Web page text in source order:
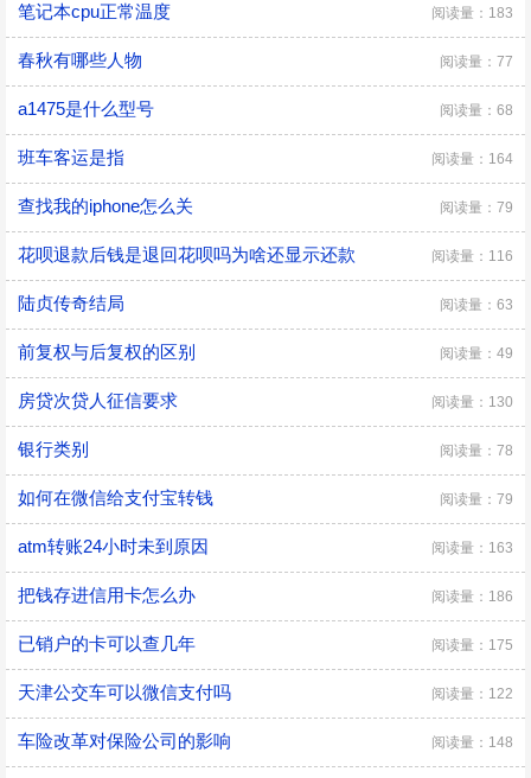
笔记本cpu正常温度 阅读量：183
春秋有哪些人物 阅读量：77
a1475是什么型号 阅读量：68
班车客运是指 阅读量：164
查找我的iphone怎么关 阅读量：79
花呗退款后钱是退回花呗吗为啥还显示还款 阅读量：116
陆贞传奇结局 阅读量：63
前复权与后复权的区别 阅读量：49
房贷次贷人征信要求 阅读量：130
银行类别 阅读量：78
如何在微信给支付宝转钱 阅读量：79
atm转账24小时未到原因 阅读量：163
把钱存进信用卡怎么办 阅读量：186
已销户的卡可以查几年 阅读量：175
天津公交车可以微信支付吗 阅读量：122
车险改革对保险公司的影响 阅读量：148